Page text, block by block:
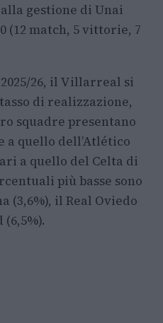
gestione di Unai
(12 match, 5 vittorie, 7
26, il Villarreal si
di realizzazione,
squadre presentano
quello dell’Atlético
a quello del Celta di
più basse sono
(3,6%), il Real Oviedo
(6,5%).